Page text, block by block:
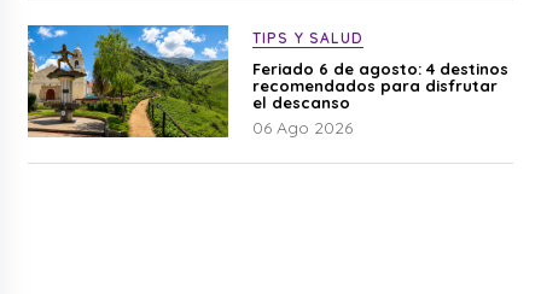
TIPS Y SALUD
Feriado 6 de agosto: 4 destinos
recomendados para disfrutar
el descanso
06 Ago 2026